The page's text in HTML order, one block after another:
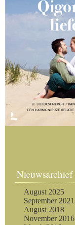
Nieuwsarchief
August 2025
September 2021
August 2018
November 2016